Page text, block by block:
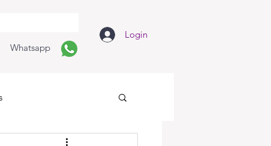
Whatsapp
Login